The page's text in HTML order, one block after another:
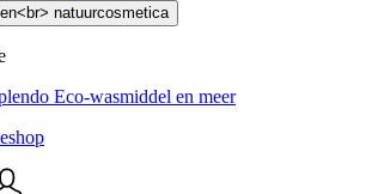
Eco-wasmiddel en meer